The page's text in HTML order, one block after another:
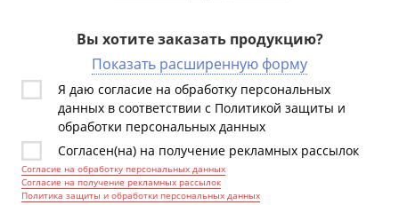
Вы хотите заказать продукцию?
Показать расширенную форму
Я даю согласие на обработку персональных
данных в соответствии с Политикой защиты и
обработки персональных данных
Согласен(на) на получение рекламных рассылок
Согласие на обработку персональных данных
Согласие на получение рекламных рассылок
Политика защиты и обработки персональных данных